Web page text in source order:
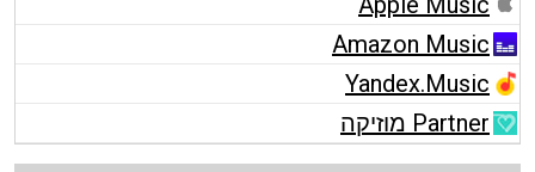
Amazon Music
Yandex.Music
Partner מוזיקה